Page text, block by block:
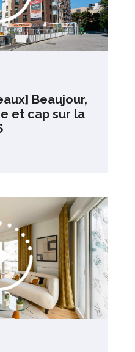
Beaujour,
et cap sur la